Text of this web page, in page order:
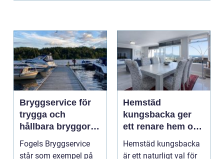
Bryggservice för
trygga och
hållbara bryggor
året runt
Fogels Bryggservice
står som exempel på
Hemstäd
kungsbacka ger
ett renare hem och
en lugnare vardag
Hemstäd kungsbacka
är ett naturligt val för